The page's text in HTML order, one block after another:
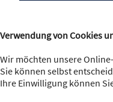
Verwendung von Cookies
Wir möchten unsere
Sie können selbst
Ihre Einwilligung können